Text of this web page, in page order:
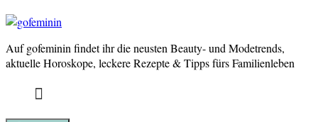
gofeminin
Auf gofeminin findet ihr die neusten Beauty- und Modetrends,
aktuelle Horoskope, leckere Rezepte & Tipps fürs Familienleben